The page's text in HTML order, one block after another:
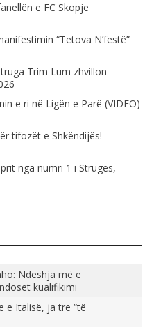
e FC Skopje
“Tetova N’festë”
Trim Lum zhvillon
e ri në Ligën e Parë (VIDEO)
tifozët e Shkëndijës!
nga numri 1 i Strugës,
Ndeshja më e
kualifikimi
e Italisë, ja tre “të